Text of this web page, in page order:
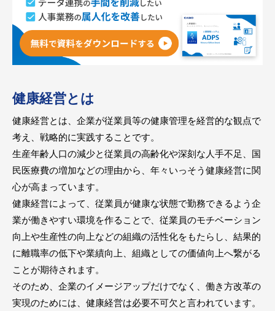
健康経営とは
健康経営とは、企業が従業員等の健康管理を経営的な観点で
考え、戦略的に実践することです。
生産年齢人口の減少と従業員の高齢化や深刻な人手不足、国
民医療費の増加などの理由から、年々いっそう健康経営に関
心が高まっています。
健康経営によって、従業員が健康な状態で勤務できるよう企
業が働きやすい環境を作ることで、従業員のモチベーション
向上や生産性の向上などの組織の活性化をもたらし、結果的
に離職率の低下や業績向上、組織としての価値向上へ繋がる
ことが期待されます。
そのため、企業のイメージアップだけでなく、働き方改革の
実現のためには、健康経営は必要不可欠と言われています。